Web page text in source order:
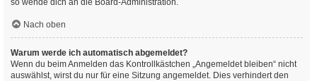
so wende dich an die Board-Administration.
Nach oben
Warum werde ich automatisch abgemeldet?
Wenn du beim Anmelden das Kontrollkästchen „Angemeldet bleiben“ nicht
auswählst, wirst du nur für eine Sitzung angemeldet. Dies verhindert den